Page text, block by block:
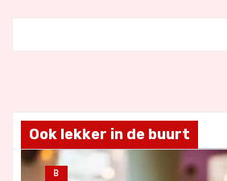
Ook lekker in de buurt
B